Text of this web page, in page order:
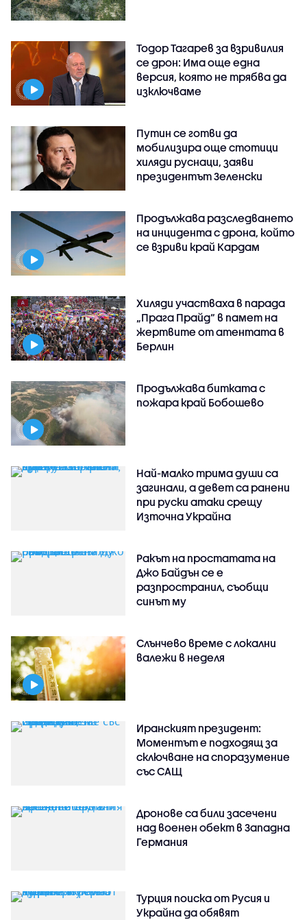
Тодор Тагарев за взривилия
се дрон: Има още една
версия, която не трябва да
изключваме
Путин се готви да
мобилизира още стотици
хиляди руснаци, заяви
президентът Зеленски
Продължава разследването
на инцидента с дрона, който
се взриви край Кардам
Хиляди участваха в парада
„Прага Прайд“ в памет на
жертвите от атентата в
Берлин
Продължава битката с
пожара край Бобошево
Най-малко трима души са
загинали, а девет са ранени
при руски атаки срещу
Източна Украйна
Ракът на простатата на
Джо Байдън се е
разпространил, съобщи
синът му
Слънчево време с локални
валежи в неделя
Иранският президент:
Моментът е подходящ за
сключване на споразумение
със САЩ
Дронове са били засечени
над военен обект в Западна
Германия
Турция поиска от Русия и
Украйна да обявят